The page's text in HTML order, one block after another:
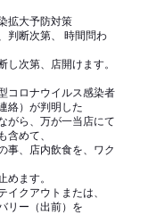
拡大予防対策
判断次第、 時間問わ
し次第、店開けます。
コロナウイルス感染者
絡）が判明した
がら、万が一当店にて
含めて、
事、店内飲食を、ワク
めます。
イクアウトまたは、
リー（出前）を